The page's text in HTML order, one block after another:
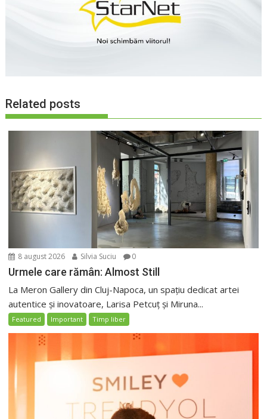
Related posts
8 august 2026 Silvia Suciu 0
Urmele care rămân: Almost Still
La Meron Gallery din Cluj-Napoca, un spațiu dedicat artei
autentice și inovatoare, Larisa Petcuț și Miruna...
Featured Important Timp liber